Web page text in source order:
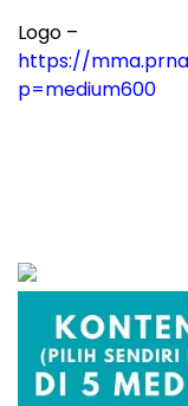
Logo –
https://
p=medium600